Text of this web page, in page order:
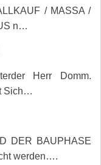
/ MASSA /
n…
Herr Domm.
Sich…
DER BAUPHASE
werden….